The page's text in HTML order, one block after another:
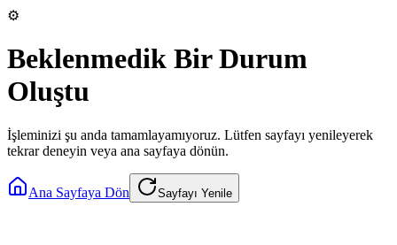
⚙️
Beklenmedik Bir Durum
Oluştu
İşleminizi şu anda tamamlayamıyoruz. Lütfen sayfayı yenileyerek
tekrar deneyin veya ana sayfaya dönün.
Ana Sayfaya Dön Sayfayı Yenile